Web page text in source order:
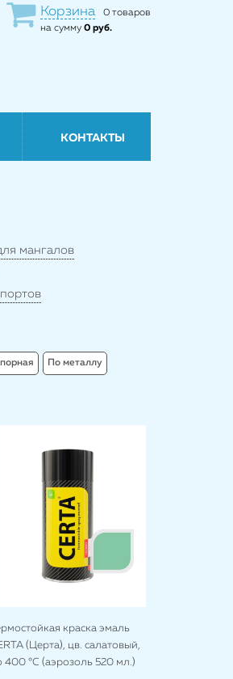
Корзина
0 товаров
на сумму 0 руб.
КОНТАКТЫ
мангалов
По металлу
краска эмаль
(Церта), цв. салатовый,
400 °C (аэрозоль 520 мл.)